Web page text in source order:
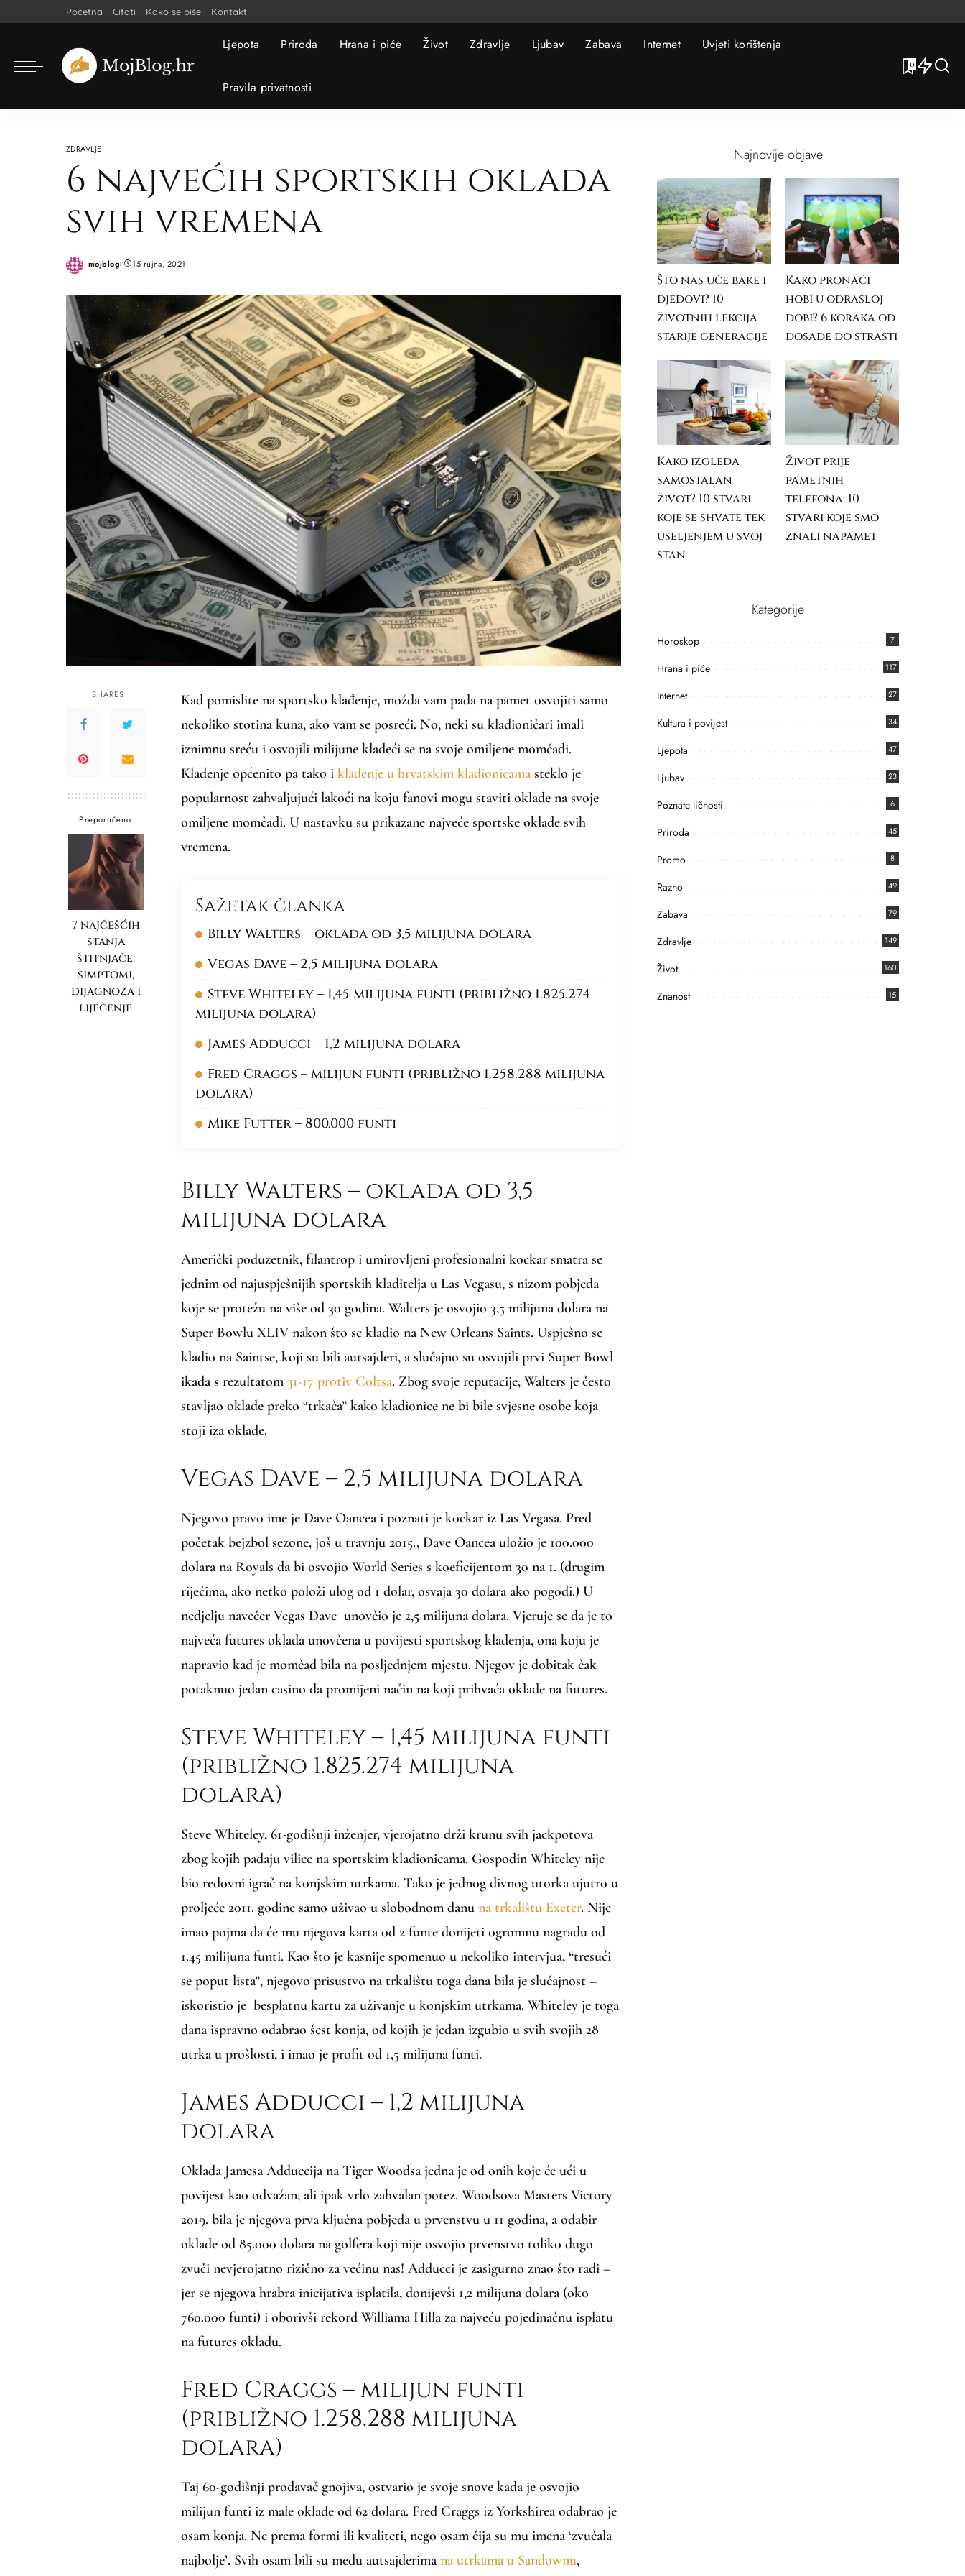
Početna Citati Kako se piše Kontakt
Ljepota Priroda Hrana i piće Život Zdravlje Ljubav Zabava Internet Uvjeti korištenja
Pravila privatnosti
0
ZDRAVLJE
6 najvećih sportskih oklada
svih vremena
Posted
mojblog 15 rujna, 2021
SHARES
Preporučeno
7 najčešćih
stanja
štitnjače:
simptomi,
dijagnoza i
liječenje
Kad pomislite na sportsko klađenje, možda vam pada na pamet osvojiti samo
nekoliko stotina kuna, ako vam se posreći. No, neki su kladioničari imali
iznimnu sreću i osvojili milijune kladeći se na svoje omiljene momčadi.
Klađenje općenito pa tako i klađenje u hrvatskim kladionicama steklo je
popularnost zahvaljujući lakoći na koju fanovi mogu staviti oklade na svoje
omiljene momčadi. U nastavku su prikazane najveće sportske oklade svih
vremena.
Sažetak članka
Billy Walters – oklada od 3,5 milijuna dolara
Vegas Dave – 2,5 milijuna dolara
Steve Whiteley – 1,45 milijuna funti (približno 1.825.274
milijuna dolara)
James Adducci – 1,2 milijuna dolara
Fred Craggs – milijun funti (približno 1.258.288 milijuna
dolara)
Mike Futter – 800.000 funti
Billy Walters – oklada od 3,5
milijuna dolara
Američki poduzetnik, filantrop i umirovljeni profesionalni kockar smatra se
jednim od najuspješnijih sportskih kladitelja u Las Vegasu, s nizom pobjeda
koje se protežu na više od 30 godina. Walters je osvojio 3,5 milijuna dolara na
Super Bowlu XLIV nakon što se kladio na New Orleans Saints. Uspješno se
kladio na Saintse, koji su bili autsajderi, a slučajno su osvojili prvi Super Bowl
ikada s rezultatom 31-17 protiv Coltsa. Zbog svoje reputacije, Walters je često
stavljao oklade preko “trkača” kako kladionice ne bi bile svjesne osobe koja
stoji iza oklade.
Vegas Dave – 2,5 milijuna dolara
Njegovo pravo ime je Dave Oancea i poznati je kockar iz Las Vegasa. Pred
početak bejzbol sezone, još u travnju 2015., Dave Oancea uložio je 100.000
dolara na Royals da bi osvojio World Series s koeficijentom 30 na 1. (drugim
riječima, ako netko položi ulog od 1 dolar, osvaja 30 dolara ako pogodi.) U
nedjelju navečer Vegas Dave unovčio je 2,5 milijuna dolara. Vjeruje se da je to
najveća futures oklada unovčena u povijesti sportskog klađenja, ona koju je
napravio kad je momčad bila na posljednjem mjestu. Njegov je dobitak čak
potaknuo jedan casino da promijeni način na koji prihvaća oklade na futures.
Steve Whiteley – 1,45 milijuna funti
(približno 1.825.274 milijuna
dolara)
Steve Whiteley, 61-godišnji inženjer, vjerojatno drži krunu svih jackpotova
zbog kojih padaju vilice na sportskim kladionicama. Gospodin Whiteley nije
bio redovni igrač na konjskim utrkama. Tako je jednog divnog utorka ujutro u
proljeće 2011. godine samo uživao u slobodnom danu na trkalištu Exeter. Nije
imao pojma da će mu njegova karta od 2 funte donijeti ogromnu nagradu od
1.45 milijuna funti. Kao što je kasnije spomenuo u nekoliko intervjua, “tresući
se poput lista”, njegovo prisustvo na trkalištu toga dana bila je slučajnost –
iskoristio je besplatnu kartu za uživanje u konjskim utrkama. Whiteley je toga
dana ispravno odabrao šest konja, od kojih je jedan izgubio u svih svojih 28
utrka u prošlosti, i imao je profit od 1,5 milijuna funti.
James Adducci – 1,2 milijuna
dolara
Oklada Jamesa Adduccija na Tiger Woodsa jedna je od onih koje će ući u
povijest kao odvažan, ali ipak vrlo zahvalan potez. Woodsova Masters Victory
2019. bila je njegova prva ključna pobjeda u prvenstvu u 11 godina, a odabir
oklade od 85.000 dolara na golfera koji nije osvojio prvenstvo toliko dugo
zvuči nevjerojatno rizično za većinu nas! Adducci je zasigurno znao što radi –
jer se njegova hrabra inicijativa isplatila, donijevši 1,2 milijuna dolara (oko
760.000 funti) i oborivši rekord Williama Hilla za najveću pojedinačnu isplatu
na futures okladu.
Fred Craggs – milijun funti
(približno 1.258.288 milijuna
dolara)
Taj 60-godišnji prodavač gnojiva, ostvario je svoje snove kada je osvojio
milijun funti iz male oklade od 62 dolara. Fred Craggs iz Yorkshirea odabrao je
osam konja. Ne prema formi ili kvaliteti, nego osam čija su mu imena ‘zvučala
najbolje’. Svih osam bili su među autsajderimana utrkama u Sandownu,
Najnovije objave
Što nas uče bake i
djedovi? 10
životnih lekcija
starije generacije
Kako pronaći
hobi u odrasloj
dobi? 6 koraka od
dosade do strasti
Kako izgleda
samostalan
život? 10 stvari
koje se shvate tek
useljenjem u svoj
stan
Život prije
pametnih
telefona: 10
stvari koje smo
znali napamet
Kategorije
Horoskop 7
Hrana i piće 117
Internet 27
Kultura i povijest 34
Ljepota 47
Ljubav 23
Poznate ličnosti 6
Priroda 45
Promo 8
Razno 49
Zabava 79
Zdravlje 149
Život 160
Znanost 15